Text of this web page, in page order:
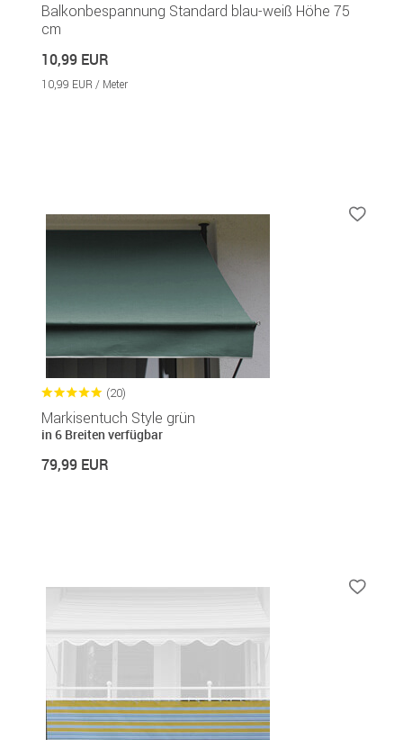
Balkonbespannung Standard blau-weiß Höhe 75
cm
10,99 EUR
10,99 EUR / Meter
(20)
Markisentuch Style grün
in 6 Breiten verfügbar
79,99 EUR